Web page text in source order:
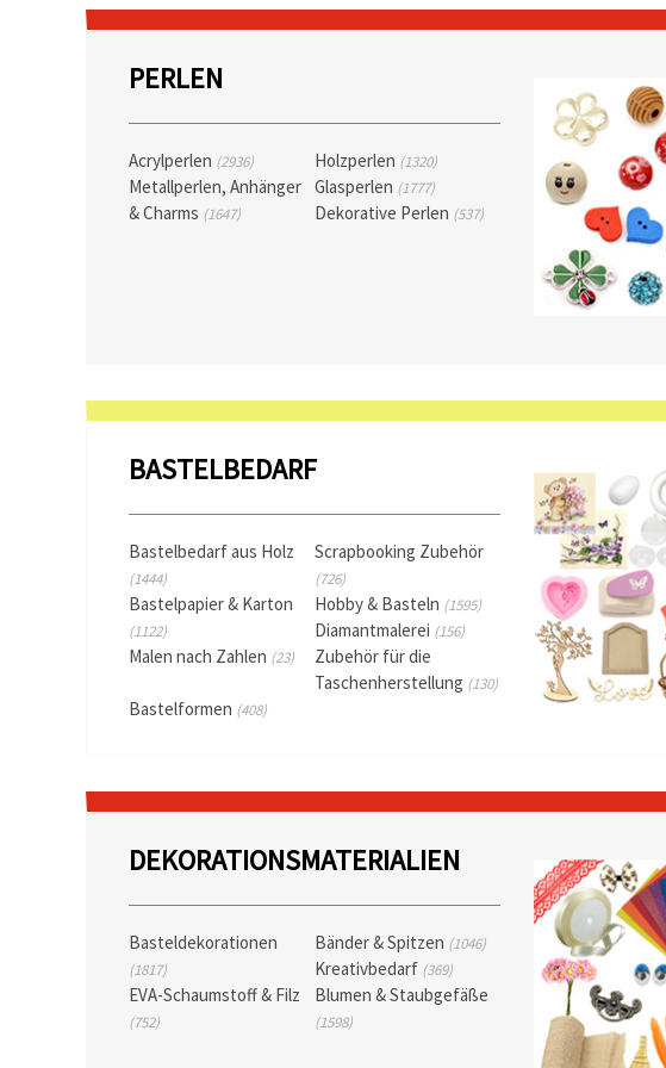
PERLEN
Acrylperlen (2936) Holzperlen (1320)
Metallperlen, Anhänger
& Charms (1647)
Glasperlen (1777)
Dekorative Perlen (537)
BASTELBEDARF
Bastelbedarf aus Holz
(1444)
Scrapbooking Zubehör
(726)
Bastelpapier & Karton
(1122)
Hobby & Basteln (1595)
Diamantmalerei (156)
Malen nach Zahlen (23)
Zubehör für die
Taschenherstellung (130)
Bastelformen (408)
DEKORATIONSMATERIALIEN
Basteldekorationen
(1817)
Bänder & Spitzen (1046)
Kreativbedarf (369)
EVA-Schaumstoff & Filz
(752)
Blumen & Staubgefäße
(1598)